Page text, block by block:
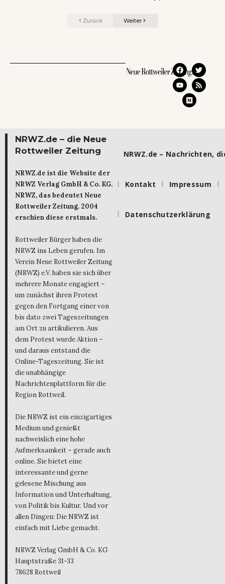
Zurück Weiter
NRWZ.de – die Neue
Rottweiler Zeitung
NRWZ.de ist die Website der
NRWZ Verlag GmbH & Co. KG.
NRWZ, das bedeutet Neue
Rottweiler Zeitung. 2004
erschien diese erstmals.
Rottweiler Bürger haben die
NRWZ ins Leben gerufen. Im
Verein Neue Rottweiler Zeitung
(NRWZ) e.V. haben sie sich über
mehrere Monate engagiert –
um zunächst ihren Protest
gegen den Fortgang einer von
bis dato zwei Tageszeitungen
am Ort zu artikulieren. Aus
dem Protest wurde Aktion –
und daraus entstand die
Online-Tageszeitung. Sie ist
die unabhängige
Nachrichtenplattform für die
Region Rottweil.
Die NRWZ ist ein einzigartiges
Medium und genießt
nachweislich eine hohe
Aufmerksamkeit – gerade auch
online. Sie bietet eine
interessante und gerne
gelesene Mischung aus
Information und Unterhaltung,
von Politik bis Kultur. Und vor
allen Dingen: Die NRWZ ist
einfach mit Liebe gemacht.
NRWZ Verlag GmbH & Co. KG
Hauptstraße 31-33
78628 Rottweil
NRWZ.de – Nachrichten,
Kontakt Impressum
Datenschutzerklärung